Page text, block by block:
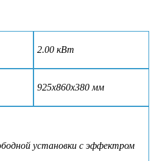
2.00 кВт
925х860х380 мм
установки с эффектром